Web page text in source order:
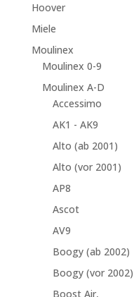
Hoover
Miele
Moulinex
Moulinex 0-9
Moulinex A-D
Accessimo
AK1 - AK9
Alto (ab 2001)
Alto (vor 2001)
AP8
Ascot
AV9
Boogy (ab 2002)
Boogy (vor 2002)
Boost Air,